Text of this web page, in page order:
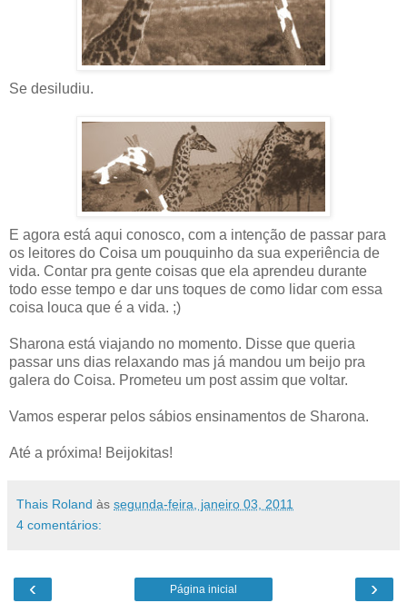
Se desiludiu.
E agora está aqui conosco, com a intenção de passar para
os leitores do Coisa um pouquinho da sua experiência de
vida. Contar pra gente coisas que ela aprendeu durante
todo esse tempo e dar uns toques de como lidar com essa
coisa louca que é a vida. ;)
Sharona está viajando no momento. Disse que queria
passar uns dias relaxando mas já mandou um beijo pra
galera do Coisa. Prometeu um post assim que voltar.
Vamos esperar pelos sábios ensinamentos de Sharona.
Até a próxima! Beijokitas!
Thais Roland às segunda-feira, janeiro 03, 2011
4 comentários:
‹ ›
Página inicial